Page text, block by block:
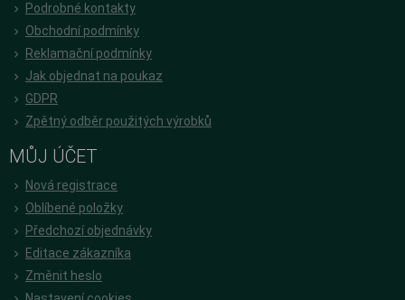
Podrobné kontakty
Obchodní podmínky
Reklamační podmínky
Jak objednat na poukaz
GDPR
Zpětný odběr použitých výrobků
MŮJ ÚČET
Nová registrace
Oblíbené položky
Předchozí objednávky
Editace zákazníka
Změnit heslo